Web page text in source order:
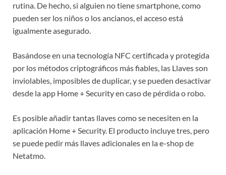
rutina. De hecho, si alguien no tiene smartphone, como
pueden ser los niños o los ancianos, el acceso está
igualmente asegurado.
Basándose en una tecnología NFC certificada y protegida
por los métodos criptográficos más fiables, las Llaves son
inviolables, imposibles de duplicar, y se pueden desactivar
desde la app Home + Security en caso de pérdida o robo.
Es posible añadir tantas llaves como se necesiten en la
aplicación Home + Security. El producto incluye tres, pero
se puede pedir más llaves adicionales en la e-shop de
Netatmo.